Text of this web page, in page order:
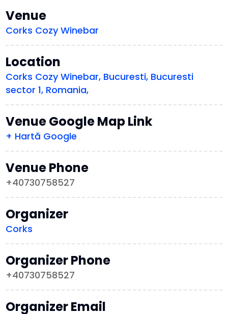
Venue
Corks Cozy Winebar
Location
Corks Cozy Winebar, Bucuresti, Bucuresti
sector 1, Romania,
Venue Google Map Link
+ Hartă Google
Venue Phone
+40730758527
Organizer
Corks
Organizer Phone
+40730758527
Organizer Email